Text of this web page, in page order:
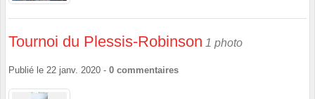
Tournoi du Plessis-Robinson 1 photo
Publié le 22 janv. 2020 - 0 commentaires